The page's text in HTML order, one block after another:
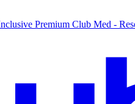
Premium Club Med -